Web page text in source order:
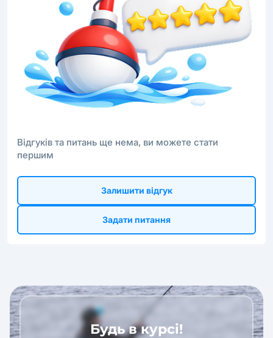
Відгуків та питань ще нема, ви можете стати
першим
Залишити відгук
Задати питання
Будь в курсі!